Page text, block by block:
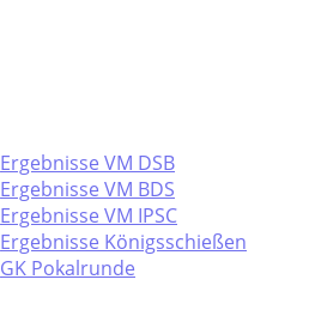
Ergebnisse VM DSB
Ergebnisse VM BDS
Ergebnisse VM IPSC
Ergebnisse Königsschießen
GK Pokalrunde